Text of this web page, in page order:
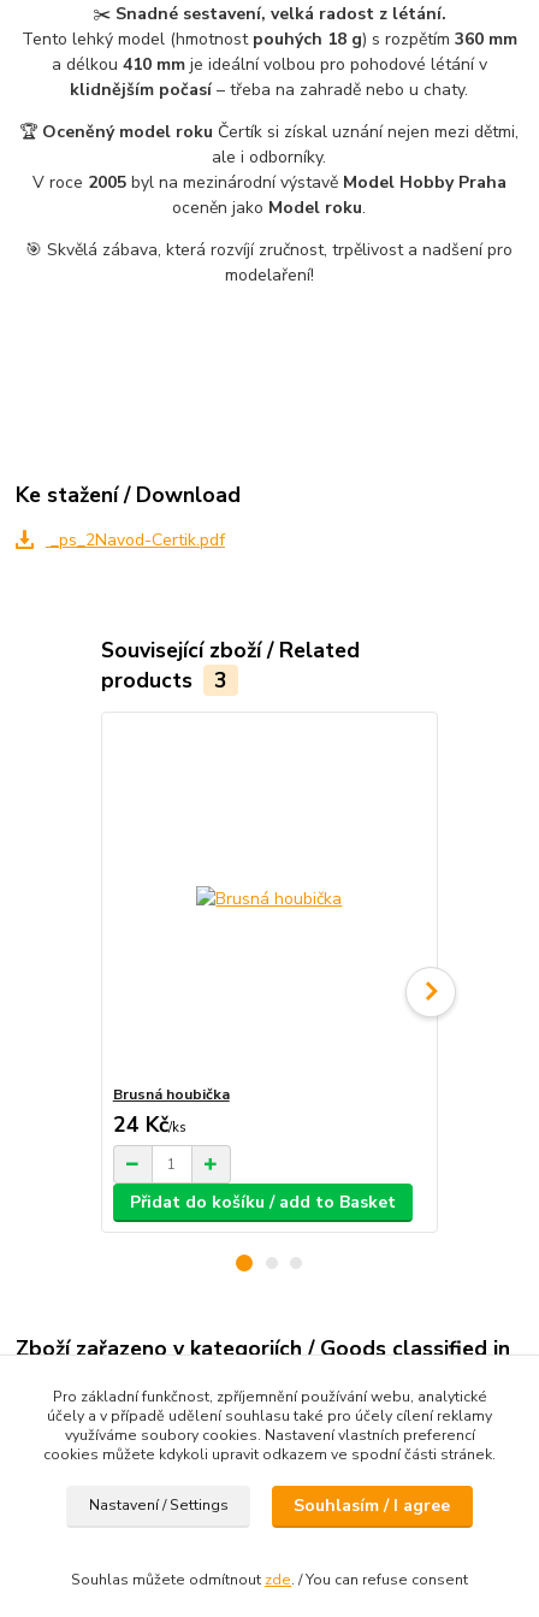
✂️ Snadné sestavení, velká radost z létání.
Tento lehký model (hmotnost pouhých 18 g) s rozpětím 360 mm
a délkou 410 mmje ideální volbou pro pohodové létání v
klidnějším počasí– třeba na zahradě nebo u chaty.
🏆 Oceněný model roku Čertík si získal uznání nejen mezi dětmi,
ale i odborníky.
V roce 2005byl na mezinárodní výstavě Model Hobby Praha
oceněn jako Model roku.
🎯 Skvělá zábava, která rozvíjí zručnost, trpělivost a nadšení pro
modelaření!
Ke stažení / Download
_ps_2Navod-Certik.pdf
Související zboží / Related
products
3
Brusná houbička
24 Kč/ks
Přidat do košíku / add to Basket
Zboží zařazeno v kategoriích / Goods classified in
Házedla a vystřelovadla
Puppy
Pro základní funkčnost, zpříjemnění používání webu, analytické
účely a v případě udělení souhlasu také pro účely cílení reklamy
využíváme soubory cookies. Nastavení vlastních preferencí
cookies můžete kdykoli upravit odkazem ve spodní části stránek.
Nastavení / Settings Souhlasím / I agree
Souhlas můžete odmítnout zde. / You can refuse consent